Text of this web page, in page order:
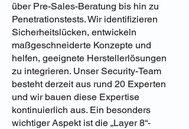
über Pre-Sales-Beratung bis hin zu
Penetrationstests. Wir identifizieren
Sicherheitslücken, entwickeln
maßgeschneiderte Konzepte und
helfen, geeignete Herstellerlösungen
zu integrieren. Unser Security-Team
besteht derzeit aus rund 20 Experten
und wir bauen diese Expertise
kontinuierlich aus. Ein besonders
wichtiger Aspekt ist die „Layer 8“-